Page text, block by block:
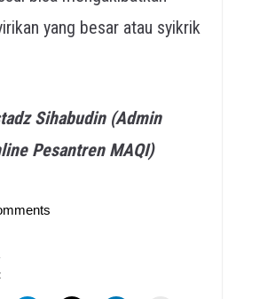
yang besar atau syikrik
Sihabudin (Admin
Pesantren MAQI)